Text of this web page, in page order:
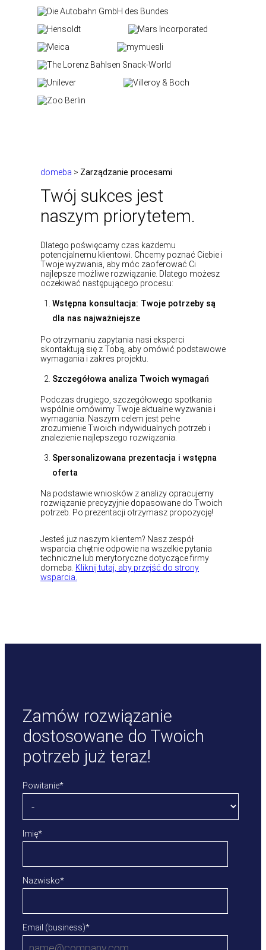
domeba > Zarządzanie procesami
Twój sukces jest
naszym priorytetem.
Dlatego poświęcamy czas każdemu
potencjalnemu klientowi. Chcemy poznać Ciebie i
Twoje wyzwania, aby móc zaoferować Ci
najlepsze możliwe rozwiązanie. Dlatego możesz
oczekiwać następującego procesu:
Wstępna konsultacja: Twoje potrzeby są
dla nas najważniejsze
Po otrzymaniu zapytania nasi eksperci
skontaktują się z Tobą, aby omówić podstawowe
wymagania i zakres projektu.
Szczegółowa analiza Twoich wymagań
Podczas drugiego, szczegółowego spotkania
wspólnie omówimy Twoje aktualne wyzwania i
wymagania. Naszym celem jest pełne
zrozumienie Twoich indywidualnych potrzeb i
znalezienie najlepszego rozwiązania.
Spersonalizowana prezentacja i wstępna
oferta
Na podstawie wniosków z analizy opracujemy
rozwiązanie precyzyjnie dopasowane do Twoich
potrzeb. Po prezentacji otrzymasz propozycję!
Jesteś już naszym klientem? Nasz zespół
wsparcia chętnie odpowie na wszelkie pytania
techniczne lub merytoryczne dotyczące firmy
domeba. Kliknij tutaj, aby przejść do strony
wsparcia.
Zamów rozwiązanie
dostosowane do Twoich
potrzeb już teraz!
Powitanie*
Imię*
Nazwisko*
Email (business)*